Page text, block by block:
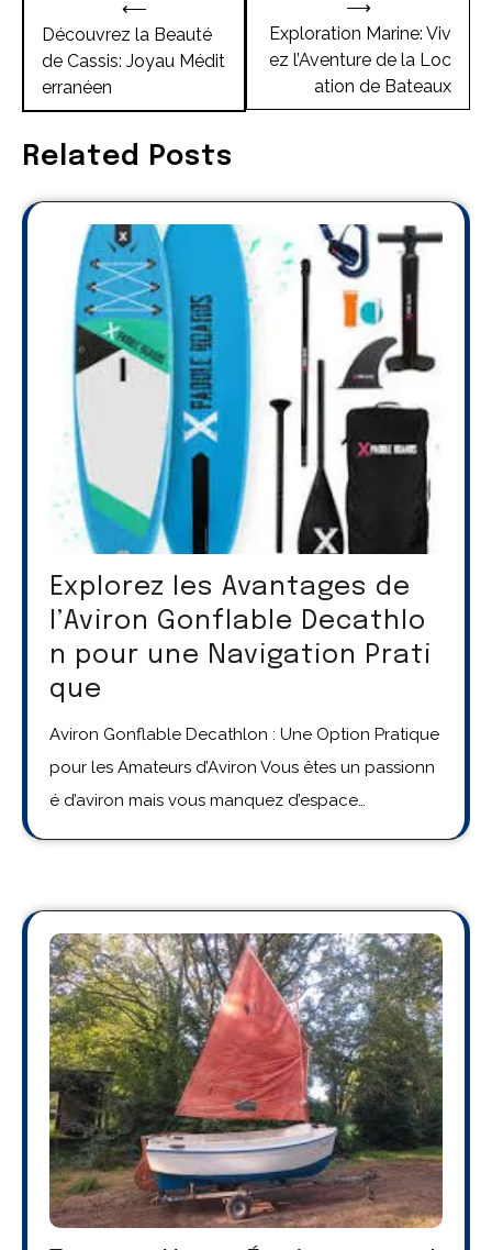
de
l’article
⟵
Découvrez la Beauté
de Cassis: Joyau Médit
erranéen
Exploration Marine: Viv
ez l’Aventure de la Loc
ation de Bateaux
⟶
Related Posts
Explorez les Avantages de
l’Aviron Gonflable Decathlo
n pour une Navigation Prati
que
Aviron Gonflable Decathlon : Une Option Pratique
pour les Amateurs d’Aviron Vous êtes un passionn
é d’aviron mais vous manquez d’espace…